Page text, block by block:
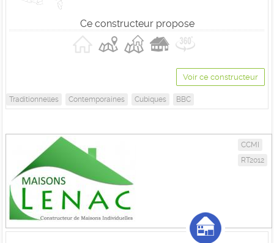
Ce constructeur propose
Voir ce constructeur
Traditionnelles Contemporaines Cubiques BBC
CCMI
RT2012